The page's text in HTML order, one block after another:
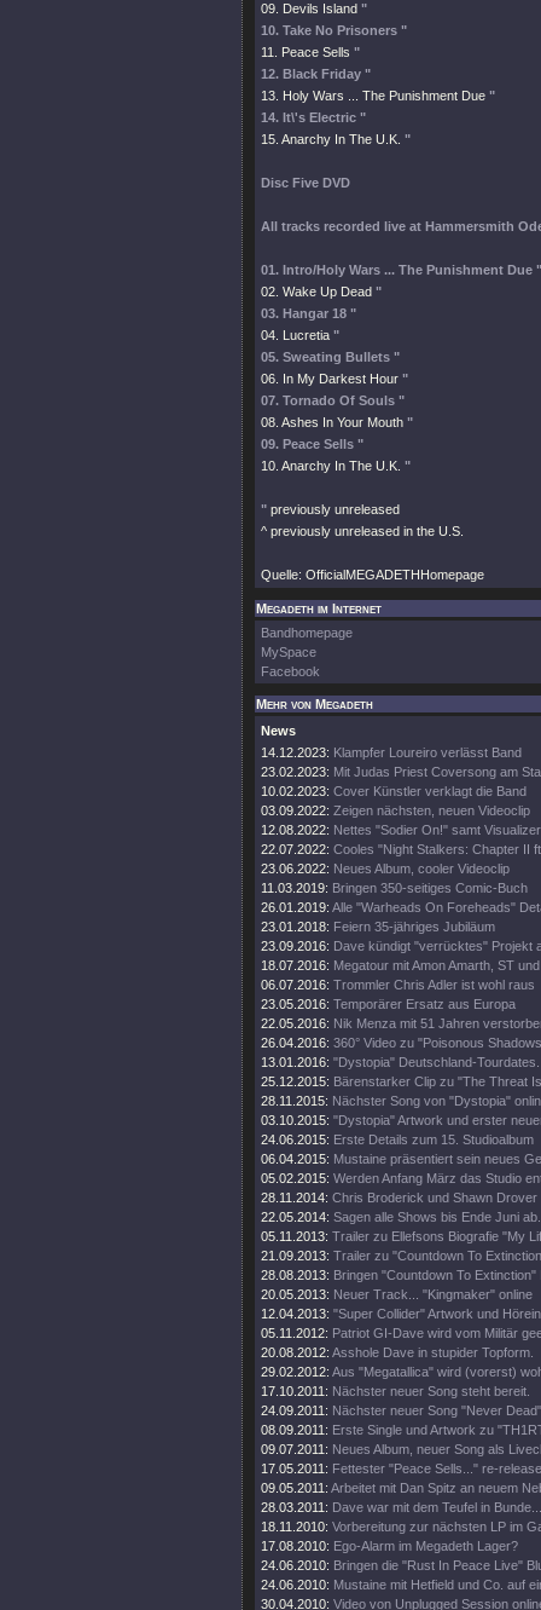
09. Devils Island "
10. Take No Prisoners "
11. Peace Sells "
12. Black Friday "
13. Holy Wars ... The Punishment Due "
14. It\'s Electric "
15. Anarchy In The U.K. "
Disc Five DVD
All tracks recorded live at Hammersmith
01. Intro/Holy Wars ... The Punishment Due "
02. Wake Up Dead "
03. Hangar 18 "
04. Lucretia "
05. Sweating Bullets "
06. In My Darkest Hour "
07. Tornado Of Souls "
08. Ashes In Your Mouth "
09. Peace Sells "
10. Anarchy In The U.K. "
" previously unreleased
^ previously unreleased in the U.S.
Quelle: OfficialMEGADETHHomepage
Megadeth im Internet
Bandhomepage
MySpace
Facebook
Mehr von Megadeth
News
14.12.2023: Klampfer Loureiro verlässt Band
23.02.2023: Mit Judas Priest Coversong am
10.02.2023: Cover Künstler verklagt die Band
03.09.2022: Zeigen nächsten, neuen Videoclip
12.08.2022: Nettes "Sodier On!" samt Visualizer
22.07.2022: Cooles "Night Stalkers: Chapter II
23.06.2022: Neues Album, cooler Videoclip
11.03.2019: Bringen 350-seitiges Comic-Buch
26.01.2019: Alle "Warheads On Foreheads"
23.01.2018: Feiern 35-jähriges Jubiläum
23.09.2016: Dave kündigt "verrücktes" Projekt
18.07.2016: Megatour mit Amon Amarth, ST
06.07.2016: Trommler Chris Adler ist wohl raus
23.05.2016: Temporärer Ersatz aus Europa
22.05.2016: Nik Menza mit 51 Jahren
26.04.2016: 360° Video zu "Poisonous
13.01.2016: "Dystopia" Deutschland-Tourdates.
25.12.2015: Bärenstarker Clip zu "The Threat
28.11.2015: Nächster Song von "Dystopia"
03.10.2015: "Dystopia" Artwork und erster
24.06.2015: Erste Details zum 15. Studioalbum
06.04.2015: Mustaine präsentiert sein neues
05.02.2015: Werden Anfang März das Studio
28.11.2014: Chris Broderick und Shawn
22.05.2014: Sagen alle Shows bis Ende Juni ab.
05.11.2013: Trailer zu Ellefsons Biografie "My
21.09.2013: Trailer zu "Countdown To
28.08.2013: Bringen "Countdown To Extinction"
20.05.2013: Neuer Track... "Kingmaker" online
12.04.2013: "Super Collider" Artwork und
05.11.2012: Patriot GI-Dave wird vom Militär
20.08.2012: Asshole Dave in stupider Topform.
29.02.2012: Aus "Megatallica" wird (vorerst)
17.10.2011: Nächster neuer Song steht bereit.
24.09.2011: Nächster neuer Song "Never
08.09.2011: Erste Single und Artwork zu
09.07.2011: Neues Album, neuer Song als
17.05.2011: Fettester "Peace Sells..." re-
09.05.2011: Arbeitet mit Dan Spitz an neuem
28.03.2011: Dave war mit dem Teufel in Bunde...
18.11.2010: Vorbereitung zur nächsten LP im
17.08.2010: Ego-Alarm im Megadeth Lager?
24.06.2010: Bringen die "Rust In Peace Live"
24.06.2010: Mustaine mit Hetfield und Co. auf
30.04.2010: Video von Unplugged Session